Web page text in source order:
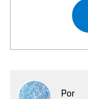
Por